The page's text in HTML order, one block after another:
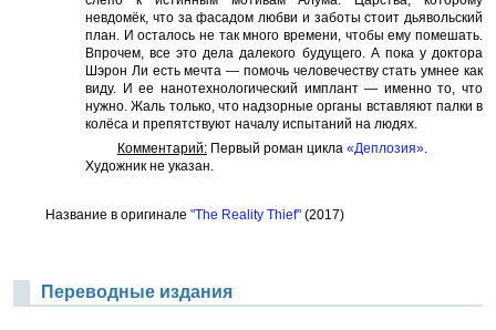
невдомёк, что за фасадом любви и заботы стоит дьявольский
план. И осталось не так много времени, чтобы ему помешать.
Впрочем, все это дела далекого будущего. А пока у доктора
Шэрон Ли есть мечта — помочь человечеству стать умнее как
виду. И ее нанотехнологический имплант — именно то, что
нужно. Жаль только, что надзорные органы вставляют палки в
колёса и препятствуют началу испытаний на людях.
Комментарий:Первый роман цикла «Деплозия».
Художник не указан.
Название в оригинале "The Reality Thief"(2017)
Переводные издания